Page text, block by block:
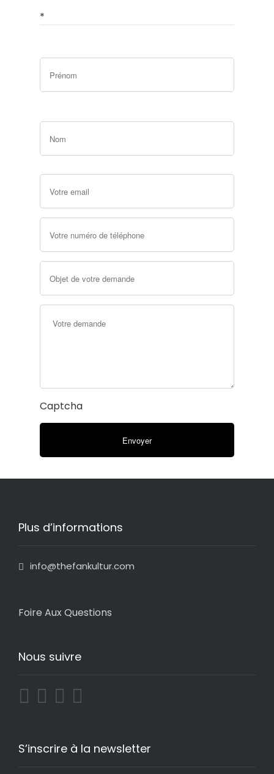
*
Captcha
Plus d’informations
info@thefankultur.com
Foire Aux Questions
Nous suivre
S’inscrire à la newsletter